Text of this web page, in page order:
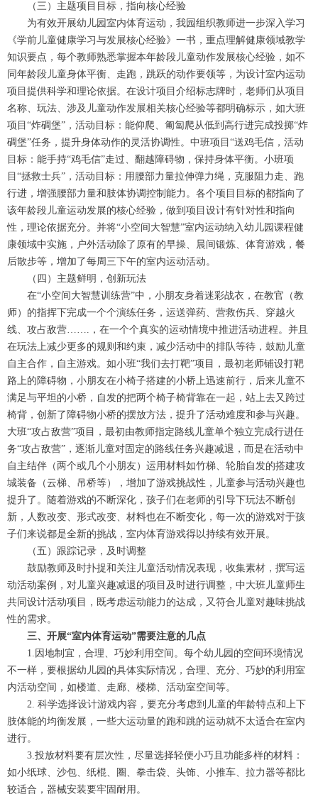
（三）主题项目目标，指向核心经验
为有效开展幼儿园室内体育运动，我园组织教师进一步深入学习
《学前儿童健康学习与发展核心经验》一书，重点理解健康领域教学
知识要点，每个教师熟悉掌握本年龄段儿童动作发展核心经验，如不
同年龄段儿童身体平衡、走跑，跳跃的动作要领等，为设计室内运动
项目提供科学和理论依据。在设计项目介绍标志牌时，老师们从项目
名称、玩法、涉及儿童动作发展相关核心经验等都明确标示，如大班
项目“炸碉堡”，活动目标：能仰爬、匍匐爬从低到高行进完成投掷“炸
碉堡”任务，提升身体动作的灵活协调性。中班项目“送鸡毛信，活动
目标：能手持“鸡毛信”走过、翻越障碍物，保持身体平衡。小班项
目“拯救士兵”，活动目标：用腰部力量拉伸弹力绳，克服阻力走、跑
行进，增强腰部力量和肢体协调控制能力。各个项目目标的都指向了
该年龄段儿童运动发展的核心经验，做到项目设计有针对性和指向
性，理论依据充分。并将“小空间大智慧”室内运动纳入幼儿园课程健
康领域中实施，户外活动除了原有的早操、晨间锻炼、体育游戏，餐
后散步等，增加了每周三下午的室内运动活动。
（四）主题鲜明，创新玩法
在“小空间大智慧训练营”中，小朋友身着迷彩战衣，在教官（教
师）的指挥下完成一个个演练任务，运送弹药、营救伤兵、穿越火
线、攻占敌营…….，在一个个真实的运动情境中推进活动进程。并且
在玩法上减少更多的规则和约束，减少活动中的排队等待，鼓励儿童
自主合作，自主游戏。如小班“我们去打靶”项目，最初老师铺设打靶
路上的障碍物，小朋友在小椅子搭建的小桥上迅速前行，后来儿童不
满足与平坦的小桥，自发的把两个椅子椅背靠在一起，站上去又跨过
椅背，创新了障碍物小桥的摆放方法，提升了活动难度和参与兴趣。
大班“攻占敌营”项目，最初由教师指定路线儿童单个独立完成行进任
务“攻占敌营”，逐渐儿童对固定的路线任务兴趣减退，而是在活动中
自主结伴（两个或几个小朋友）运用材料如竹梯、轮胎自发的搭建攻
城装备（云梯、吊桥等），增加了游戏挑战性，儿童参与活动兴趣也
提升了。随着游戏的不断深化，孩子们在老师的引导下玩法不断创
新，人数改变、形式改变、材料也在不断变化，每一次的游戏对于孩
子们来说都是全新的挑战，室内体育游戏得以持续有效开展。
（五）跟踪记录，及时调整
鼓励教师及时扑捉和关注儿童活动情况表现，收集素材，撰写运
动活动案例，对儿童兴趣减退的项目及时进行调整，中大班儿童师生
共同设计活动项目，既考虑运动能力的达成，又符合儿童对趣味挑战
性的需求。
三、开展“室内体育运动”需要注意的几点
1.因地制宜，合理、巧妙利用空间。每个幼儿园的空间环境情况
不一样，要根据幼儿园的具体实际情况，合理、充分、巧妙的利用室
内活动空间，如楼道、走廊、楼梯、活动室空间等。
2. 科学选择设计游戏内容，要充分考虑到儿童的年龄特点和上下
肢体能的均衡发展，一些大运动量的跑和跳的运动就不太适合在室内
进行。
3.投放材料要有层次性，尽量选择轻便小巧且功能多样的材料：
如小纸球、沙包、纸棍、圈、拳击袋、头饰、小推车、拉力器等都比
较适合，器械安装要牢固耐用。